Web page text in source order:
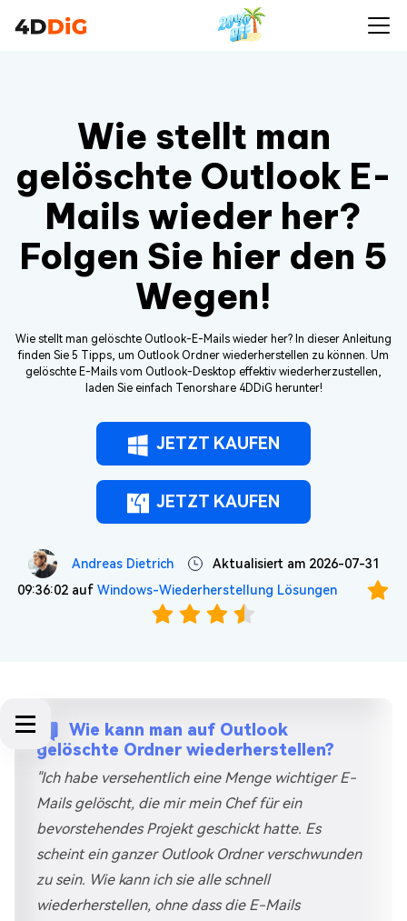
Wie stellt man
gelöschte Outlook E-
Mails wieder her?
Folgen Sie hier den 5
Wegen!
Wie stellt man gelöschte Outlook-E-Mails wieder her? In dieser Anleitung
finden Sie 5 Tipps, um Outlook Ordner wiederherstellen zu können. Um
gelöschte E-Mails vom Outlook-Desktop effektiv wiederherzustellen,
laden Sie einfach Tenorshare 4DDiG herunter!
JETZT KAUFEN
JETZT KAUFEN
Andreas Dietrich
Aktualisiert am 2026-07-31
09:36:02 auf Windows-Wiederherstellung Lösungen
Wie kann man auf Outlook
gelöschte Ordner wiederherstellen?
"Ich habe versehentlich eine Menge wichtiger E-
Mails gelöscht, die mir mein Chef für ein
bevorstehendes Projekt geschickt hatte. Es
scheint ein ganzer Outlook Ordner verschwunden
zu sein. Wie kann ich sie alle schnell
wiederherstellen, ohne dass die E-Mails